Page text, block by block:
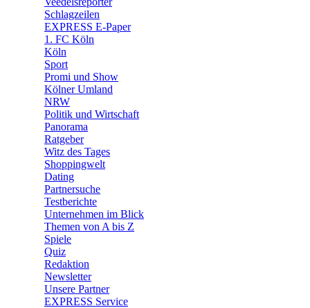
Schlagzeilen
EXPRESS E-Paper
1. FC Köln
Köln
Sport
Promi und Show
Kölner Umland
NRW
Politik und Wirtschaft
Panorama
Ratgeber
Witz des Tages
Shoppingwelt
Dating
Partnersuche
Testberichte
Unternehmen im Blick
Themen von A bis Z
Spiele
Quiz
Redaktion
Newsletter
Unsere Partner
EXPRESS Service